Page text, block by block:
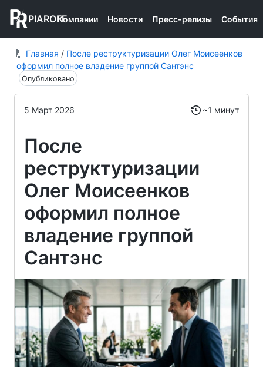
PIAROFFКомпании Новости Пресс-релизы События
Главная / После реструктуризации Олег Моисеенков
оформил полное владение группой Сантэнс
Опубликовано
5 Март 2026 ~1 минут
После
реструктуризации
Олег Моисеенков
оформил полное
владение группой
Сантэнс